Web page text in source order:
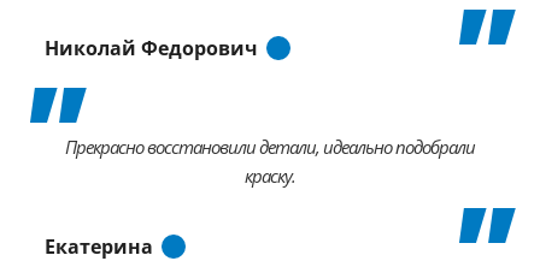
Николай Федорович
Прекрасно восстановили детали, идеально подобрали
краску.
Екатерина